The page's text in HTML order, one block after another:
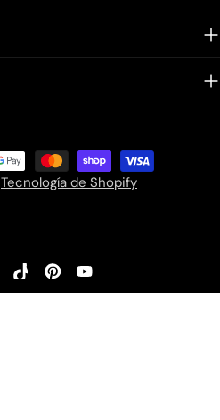
Tecnología de Shopify